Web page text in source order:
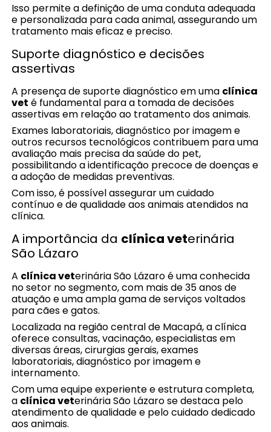
Isso permite a definição de uma conduta adequada
e personalizada para cada animal, assegurando um
tratamento mais eficaz e preciso.
Suporte diagnóstico e decisões
assertivas
A presença de suporte diagnóstico em uma clínica
vet é fundamental para a tomada de decisões
assertivas em relação ao tratamento dos animais.
Exames laboratoriais, diagnóstico por imagem e
outros recursos tecnológicos contribuem para uma
avaliação mais precisa da saúde do pet,
possibilitando a identificação precoce de doenças e
a adoção de medidas preventivas.
Com isso, é possível assegurar um cuidado
contínuo e de qualidade aos animais atendidos na
clínica.
A importância da clínica veterinária
São Lázaro
A clínica veterinária São Lázaro é uma conhecida
no setor no segmento, com mais de 35 anos de
atuação e uma ampla gama de serviços voltados
para cães e gatos.
Localizada na região central de Macapá, a clínica
oferece consultas, vacinação, especialistas em
diversas áreas, cirurgias gerais, exames
laboratoriais, diagnóstico por imagem e
internamento.
Com uma equipe experiente e estrutura completa,
a clínica veterinária São Lázaro se destaca pelo
atendimento de qualidade e pelo cuidado dedicado
aos animais.